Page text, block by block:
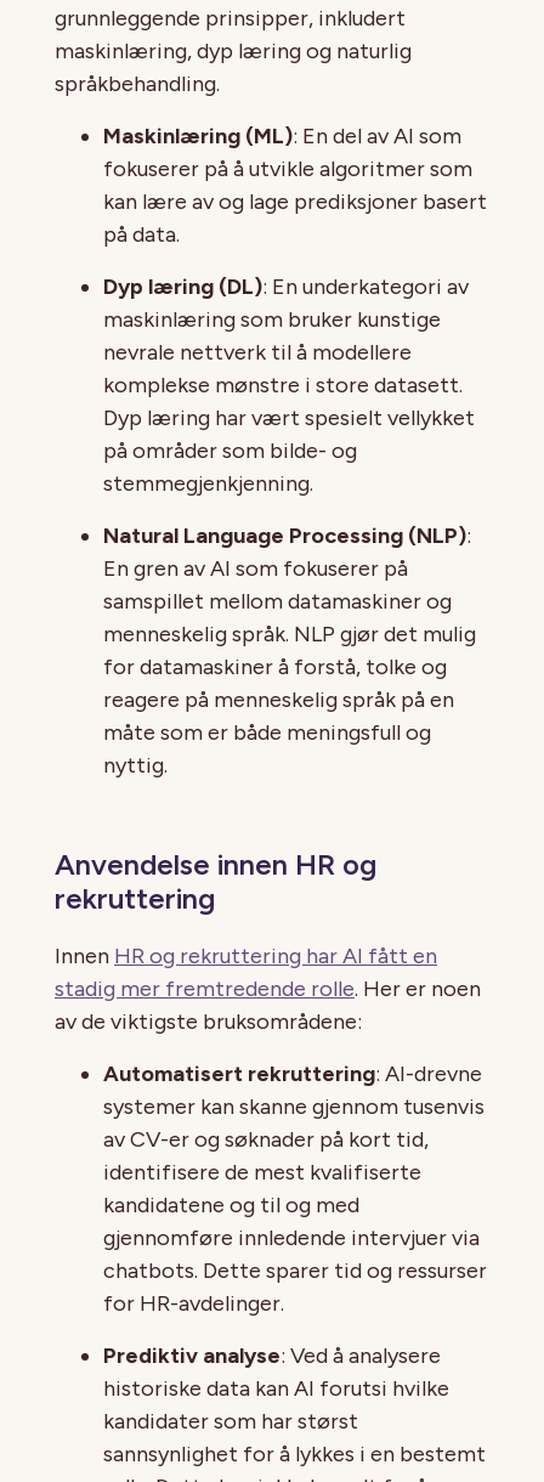
grunnleggende prinsipper, inkludert
maskinlæring, dyp læring og naturlig
språkbehandling.
Maskinlæring (ML): En del av AI som
fokuserer på å utvikle algoritmer som
kan lære av og lage prediksjoner basert
på data.
Dyp læring (DL): En underkategori av
maskinlæring som bruker kunstige
nevrale nettverk til å modellere
komplekse mønstre i store datasett.
Dyp læring har vært spesielt vellykket
på områder som bilde- og
stemmegjenkjenning.
Natural Language Processing (NLP):
En gren av AI som fokuserer på
samspillet mellom datamaskiner og
menneskelig språk. NLP gjør det mulig
for datamaskiner å forstå, tolke og
reagere på menneskelig språk på en
måte som er både meningsfull og
nyttig.
Anvendelse innen HR og
rekruttering
Innen HR og rekruttering har AI fått en
stadig mer fremtredende rolle. Her er noen
av de viktigste bruksområdene:
Automatisert rekruttering: AI-drevne
systemer kan skanne gjennom tusenvis
av CV-er og søknader på kort tid,
identifisere de mest kvalifiserte
kandidatene og til og med
gjennomføre innledende intervjuer via
chatbots. Dette sparer tid og ressurser
for HR-avdelinger.
Prediktiv analyse: Ved å analysere
historiske data kan AI forutsi hvilke
kandidater som har størst
sannsynlighet for å lykkes i en bestemt